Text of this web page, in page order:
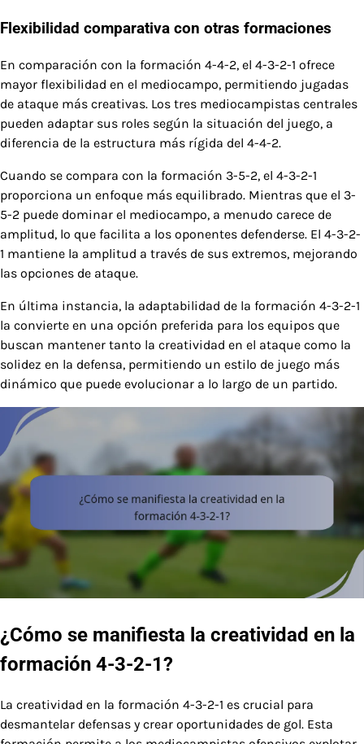
Flexibilidad comparativa con otras formaciones
En comparación con la formación 4-4-2, el 4-3-2-1 ofrece
mayor flexibilidad en el mediocampo, permitiendo jugadas
de ataque más creativas. Los tres mediocampistas centrales
pueden adaptar sus roles según la situación del juego, a
diferencia de la estructura más rígida del 4-4-2.
Cuando se compara con la formación 3-5-2, el 4-3-2-1
proporciona un enfoque más equilibrado. Mientras que el 3-
5-2 puede dominar el mediocampo, a menudo carece de
amplitud, lo que facilita a los oponentes defenderse. El 4-3-2-
1 mantiene la amplitud a través de sus extremos, mejorando
las opciones de ataque.
En última instancia, la adaptabilidad de la formación 4-3-2-1
la convierte en una opción preferida para los equipos que
buscan mantener tanto la creatividad en el ataque como la
solidez en la defensa, permitiendo un estilo de juego más
dinámico que puede evolucionar a lo largo de un partido.
¿Cómo se manifiesta la creatividad en la
formación 4-3-2-1?
La creatividad en la formación 4-3-2-1 es crucial para
desmantelar defensas y crear oportunidades de gol. Esta